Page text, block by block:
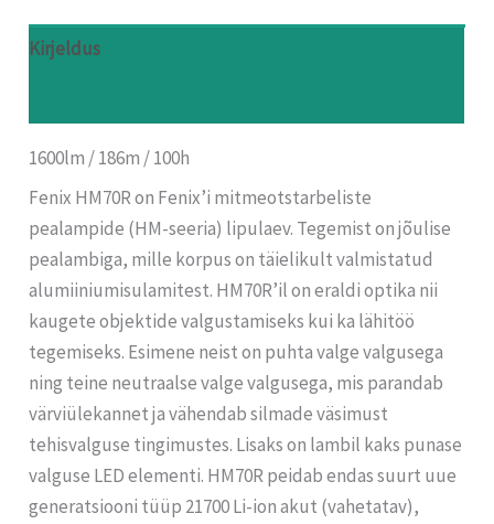
Kirjeldus
1600lm / 186m / 100h
Fenix HM70R on Fenix’i mitmeotstarbeliste
pealampide (HM-seeria) lipulaev. Tegemist on jõulise
pealambiga, mille korpus on täielikult valmistatud
alumiiniumisulamitest. HM70R’il on eraldi optika nii
kaugete objektide valgustamiseks kui ka lähitöö
tegemiseks. Esimene neist on puhta valge valgusega
ning teine neutraalse valge valgusega, mis parandab
värviülekannet ja vähendab silmade väsimust
tehisvalguse tingimustes. Lisaks on lambil kaks punase
valguse LED elementi. HM70R peidab endas suurt uue
generatsiooni tüüp 21700 Li-ion akut (vahetatav),